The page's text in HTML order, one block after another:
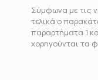
Σύμφωνα με τις
τελικά ο
παραρτήματα 1
χορηγούνται τα